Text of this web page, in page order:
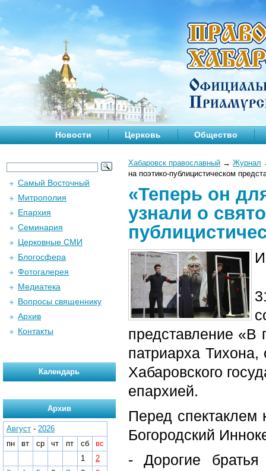
Новости Церковь Общество
Хабаровск православный → Журнал
на поэтико-публицистическом
«Теперь он
узнали о
представление «В
патриарха Тихона,
Хабаровского
епархией.
Перед спектаклем
Богородский
- Дорогие
Самый Восточный
Митрополия
Епархия
Семинария
Церковные СМИ
Блогосфера
Фотогалерея
Медиатека
Вопросы священнику
Архив
Контакты
Календарь
Архив
Август - 2026
пн
вт ср чт пт сб
вс
1
2